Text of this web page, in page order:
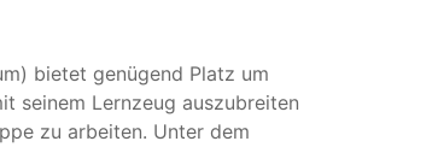
bietet genügend Platz um
seinem Lernzeug auszubreiten
zu arbeiten. Unter dem